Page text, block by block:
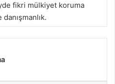
fikri mülkiyet koruma